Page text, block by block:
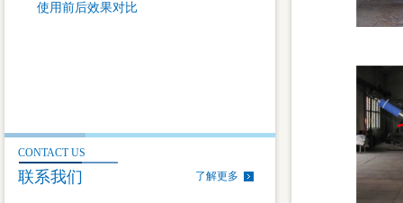
使用前后效果对比
CONTACT US
联系我们 了解更多